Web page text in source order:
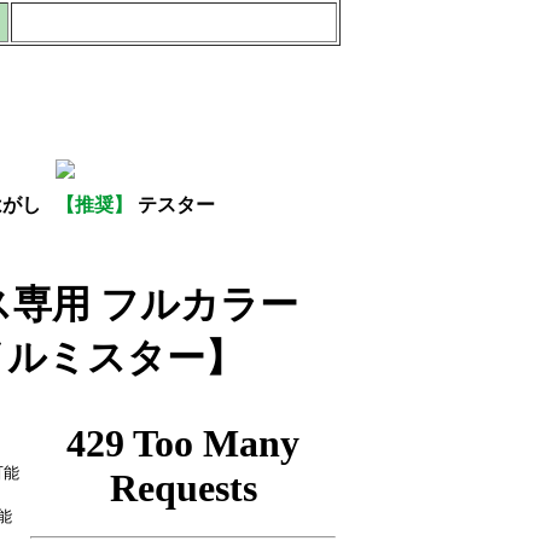
し 【推奨】 テスター
用 フルカラー
ミスター】
能